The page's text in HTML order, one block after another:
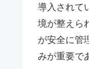
導入されて
境が整えら
が安全に管
みが重要で